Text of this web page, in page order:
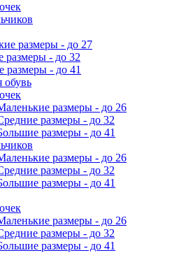
размеры - до 27
размеры - до 32
размеры - до 41
обувь
размеры - до 26
размеры - до 32
размеры - до 41
размеры - до 26
размеры - до 32
размеры - до 41
размеры - до 26
размеры - до 32
размеры - до 41